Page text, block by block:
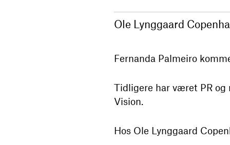
Ole Lynggaard
Fernanda Palmeiro
Tidligere har været PR og
Vision.
Hos Ole Lynggaard